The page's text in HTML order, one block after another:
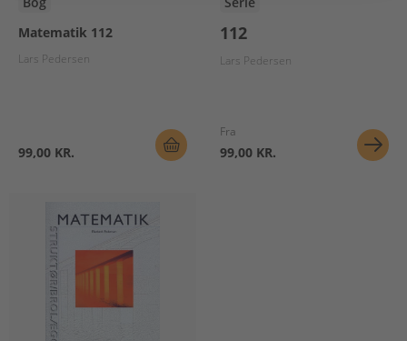
Matematik 112
Lars Pedersen
99,00 KR.
112
Lars Pedersen
Fra
99,00 KR.